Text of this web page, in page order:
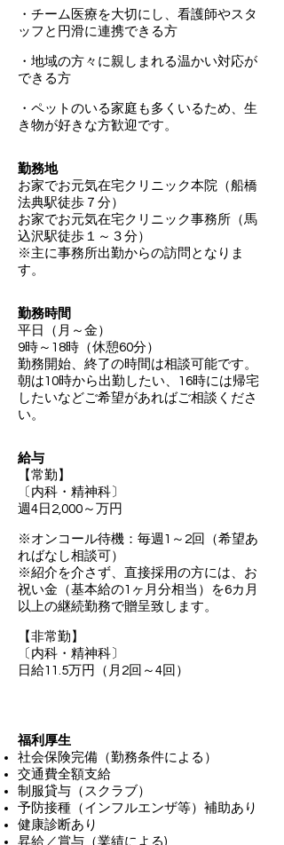
・チーム医療を大切にし、看護師やスタ
ッフと円滑に連携できる方
・地域の方々に親しまれる温かい対応が
できる方
・ペットのいる家庭も多くいるため、生
き物が好きな方歓迎です。
勤務地
お家でお元気在宅クリニック本院（船橋
法典駅徒歩７分）
お家でお元気在宅クリニック事務所（馬
込沢駅徒歩１～３分）
※主に事務所出勤からの訪問となりま
す。
勤務時間
平日（月～金）
9時～18時（休憩60分）
勤務開始、終了の時間は相談可能です。
朝は10時から出勤したい、16時には帰宅
したいなどご希望があればご相談くださ
い。
給与
【常勤】
〔内科・精神科〕
週4日2,000～万円
※オンコール待機：毎週1～2回（希望あ
ればなし相談可）
※紹介を介さず、直接採用の方には、お
祝い金（基本給の1ヶ月分相当）を6カ月
以上の継続勤務で贈呈致します。
【非常勤】
〔内科・精神科〕
日給11.5万円（月2回～4回）
福利厚生
社会保険完備（勤務条件による）
交通費全額支給
制服貸与（スクラブ）
予防接種（インフルエンザ等）補助あり
健康診断あり
昇給／賞与（業績による)